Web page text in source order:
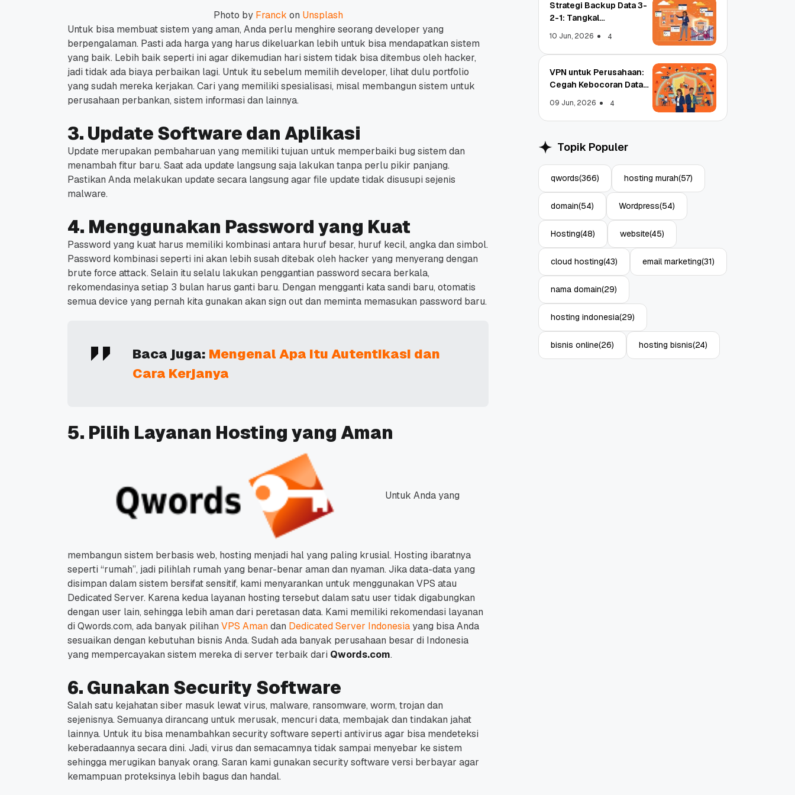
Promo Ramadan 2026:
Diskon Domain dan
Panduan Lengkap Promo
Domain .ID dan Diskon
Qwords Jadi Registrar
Object Storage untuk
Aplikasi: Atasi Limitasi
4
Photo by Franck on Unsplash
Untuk bisa membuat sistem yang aman, Anda perlu menghire seorang developer yang
berpengalaman. Pasti ada harga yang harus dikeluarkan lebih untuk bisa mendapatkan sistem
yang baik. Lebih baik seperti ini agar dikemudian hari sistem tidak bisa ditembus oleh hacker,
jadi tidak ada biaya perbaikan lagi. Untuk itu sebelum memilih developer, lihat dulu portfolio
yang sudah mereka kerjakan. Cari yang memiliki spesialisasi, misal membangun sistem untuk
perusahaan perbankan, sistem informasi dan lainnya.
3. Update Software dan Aplikasi
Update merupakan pembaharuan yang memiliki tujuan untuk memperbaiki bug sistem dan
menambah fitur baru. Saat ada update langsung saja lakukan tanpa perlu pikir panjang.
Pastikan Anda melakukan update secara langsung agar file update tidak disusupi sejenis
malware.
4. Menggunakan Password yang Kuat
Password yang kuat harus memiliki kombinasi antara huruf besar, huruf kecil, angka dan simbol.
Password kombinasi seperti ini akan lebih susah ditebak oleh hacker yang menyerang dengan
brute force attack. Selain itu selalu lakukan penggantian password secara berkala,
rekomendasinya setiap 3 bulan harus ganti baru. Dengan mengganti kata sandi baru, otomatis
semua device yang pernah kita gunakan akan sign out dan meminta memasukan password baru.
Baca juga: Mengenal Apa Itu Autentikasi dan
Cara Kerjanya
5. Pilih Layanan Hosting yang Aman
Untuk Anda yang
membangun sistem berbasis web, hosting menjadi hal yang paling krusial. Hosting ibaratnya
seperti “rumah”, jadi pilihlah rumah yang benar-benar aman dan nyaman. Jika data-data yang
disimpan dalam sistem bersifat sensitif, kami menyarankan untuk menggunakan VPS atau
Dedicated Server. Karena kedua layanan hosting tersebut dalam satu user tidak digabungkan
dengan user lain, sehingga lebih aman dari peretasan data. Kami memiliki rekomendasi layanan
di Qwords.com, ada banyak pilihan VPS Amandan Dedicated Server Indonesia yang bisa Anda
sesuaikan dengan kebutuhan bisnis Anda. Sudah ada banyak perusahaan besar di Indonesia
yang mempercayakan sistem mereka di server terbaik dari Qwords.com.
6. Gunakan Security Software
Salah satu kejahatan siber masuk lewat virus, malware, ransomware, worm, trojan dan
sejenisnya. Semuanya dirancang untuk merusak, mencuri data, membajak dan tindakan jahat
lainnya. Untuk itu bisa menambahkan security software seperti antivirus agar bisa mendeteksi
keberadaannya secara dini. Jadi, virus dan semacamnya tidak sampai menyebar ke sistem
sehingga merugikan banyak orang. Saran kami gunakan security software versi berbayar agar
kemampuan proteksinya lebih bagus dan handal.
Strategi Backup Data 3-
2-1: Tangkal
10 Jun, 2026 4
VPN untuk Perusahaan:
Cegah Kebocoran Data
09 Jun, 2026 4
Topik Populer
qwords(366) hosting murah(57)
domain(54) Wordpress(54)
Hosting(48) website(45)
cloud hosting(43) email marketing(31)
nama domain(29)
hosting indonesia(29)
bisnis online(26) hosting bisnis(24)